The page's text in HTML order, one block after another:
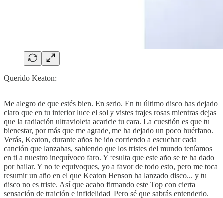
Querido Keaton:
Me alegro de que estés bien. En serio. En tu último disco has dejado
claro que en tu interior luce el sol y vistes trajes rosas mientras dejas
que la radiación ultravioleta acaricie tu cara. La cuestión es que tu
bienestar, por más que me agrade, me ha dejado un poco huérfano.
Verás, Keaton, durante años he ido corriendo a escuchar cada
canción que lanzabas, sabiendo que los tristes del mundo teníamos
en ti a nuestro inequívoco faro. Y resulta que este año se te ha dado
por bailar. Y no te equivoques, yo a favor de todo esto, pero me toca
resumir un año en el que Keaton Henson ha lanzado disco... y tu
disco no es triste. Así que acabo firmando este Top con cierta
sensación de traición e infidelidad. Pero sé que sabrás entenderlo.